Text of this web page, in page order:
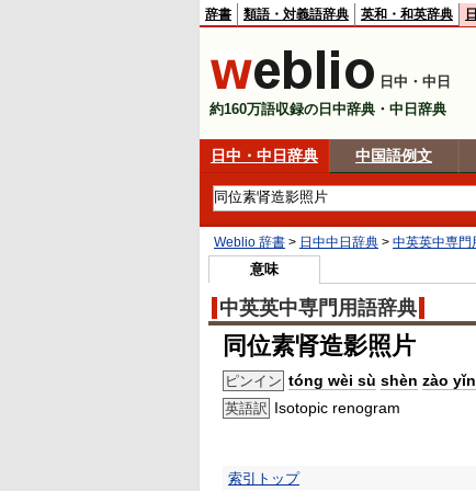
辞書 類語・対義語辞典 英和・和英辞典
日中・中日
約160万語収録の日中辞典・中日辞典
日中・中日辞典 中国語例文
Weblio 辞書 > 日中中日辞典 > 中英英中専門
意味
中英英中専門用語辞典
同位素肾造影照片
ピンイン tóng wèi sù shèn zào
英語訳 Isotopic renogram
索引トップ